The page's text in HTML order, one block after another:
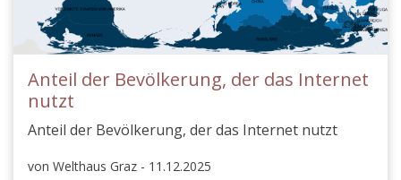
Anteil der Bevölkerung, der das Internet
nutzt
Anteil der Bevölkerung, der das Internet nutzt
von Welthaus Graz - 11.12.2025